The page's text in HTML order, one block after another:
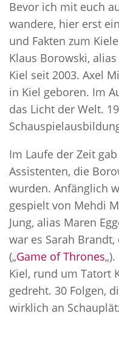
Bevor ich mit euch
wandere, hier erst
und Fakten zum
Klaus Borowski,
Kiel seit 2003. Axel
in Kiel geboren. Im
das Licht der Welt.
Im Laufe der Zeit
Assistenten, die
wurden. Anfänglich
gespielt von Mehdi
Jung, alias Maren
war es Sarah
(„Game of Thrones
Kiel, rund um Tatort
gedreht. 30 Folgen,
wirklich an